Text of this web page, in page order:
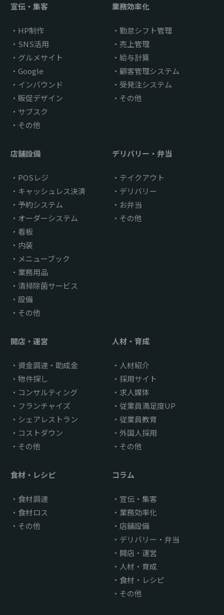
宣伝・集客
HP制作
SNS活用
グルメサイト
Google
インバウンド
販促デザイン
サブスク
その他
業務効率化
勤怠シフト管理
売上管理
給与計算
顧客管理システム
受発注システム
その他
店舗設備
POSレジ
キャッシュレス決済
予約システム
オーダーシステム
看板
内装
メニューブック
業務用品
清掃除菌サービス
設備
その他
デリバリー・弁当
テイクアウト
デリバリー
お弁当
その他
開店・運営
資金調達・助成金
物件探し
コンサルティング
フランチャイズ
シェアレストラン
コストダウン
その他
人材・育成
人材紹介
採用サイト
求人媒体
従業員満足度UP
従業員教育
外国人採用
その他
食材・レシピ
食材調達
食材ロス
その他
コラム
宣伝・集客
業務効率化
店舗設備
デリバリー・弁当
開店・運営
人材・育成
食材・レシピ
その他